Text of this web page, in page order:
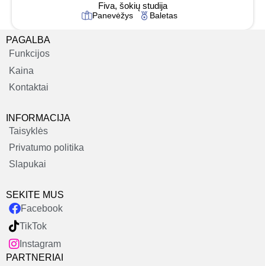
Fiva, šokių studija
Panevėžys Baletas
PAGALBA
Funkcijos
Kaina
Kontaktai
INFORMACIJA
Taisyklės
Privatumo politika
Slapukai
SEKITE MUS
Facebook
TikTok
Instagram
PARTNERIAI